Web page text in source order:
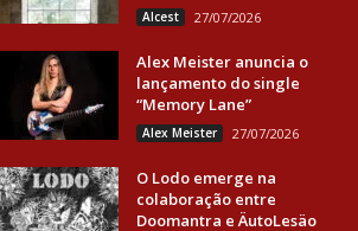
Alcest 27/07/2026
Alex Meister anuncia o
lançamento do single
“Memory Lane”
Alex Meister 27/07/2026
O Lodo emerge na
colaboração entre
Doomantra e ÄutoLesäo